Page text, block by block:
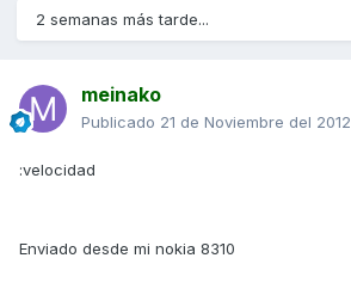
2 semanas más tarde...
meinako
Publicado 21 de Noviembre del 2012
:velocidad
Enviado desde mi nokia 8310